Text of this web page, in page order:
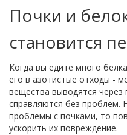
Почки и
становится
Когда вы едите много
его в азотистые отходы -
вещества выводятся через
справляются без проблем.
проблемы с почками, то
ускорить их повреждение.